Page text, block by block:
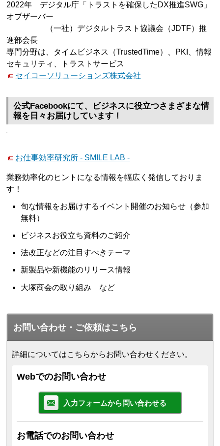
2022年 デジタル庁「トラストを確保したDX推進SWG」
オブザーバー
（一社）デジタルトラスト協議会（JDTF）推
進部会長
専門分野は、タイムビジネス（TrustedTime）、PKI、情報
セキュリティ、トラストサービス
セイコーソリューションズ株式会社
公式Facebookにて、ビジネスに役立つさまざまな情
報を日々お届けしています！
お仕事効率研究所 - SMILE LAB -
業務効率化のヒントになる情報を幅広く発信しておりま
す！
旬な情報をお届けするイベント開催のお知らせ（参加
無料）
ビジネスお役立ち資料のご紹介
法改正などの注目すべきテーマ
新製品や新機能のリリース情報
大塚商会の取り組み など
お問い合わせ・ご依頼はこちら
詳細についてはこちらからお問い合わせください。
Webでのお問い合わせ
入力フォームから問い合わせる
お電話でのお問い合わせ